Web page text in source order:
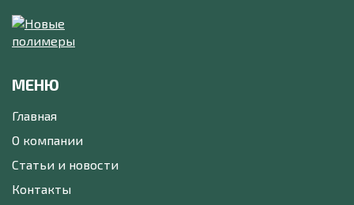
МЕНЮ
Главная
О компании
Статьи и новости
Контакты